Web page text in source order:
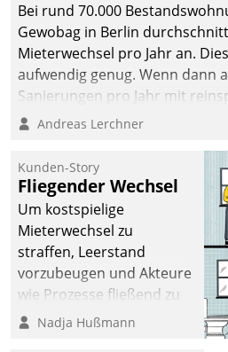
Bei rund 70.000
Gewobag in Berlin
Mieterwechsel pro Jahr an.
aufwendig genug. Wenn dann
Sanierungen pro Jahr mit
Betreuungs- und
kommunale
gemeinsam mit der Berliner
Teilprozess der
Andreas Lerchner
Kunden-Story
Fliegender Wechsel
Um kostspielige
Mieterwechsel zu
straffen, Leerstand
vorzubeugen und Akteure
wie Prozesse fließend zu
vernetzen, nutzt die
Nadja Hußmann